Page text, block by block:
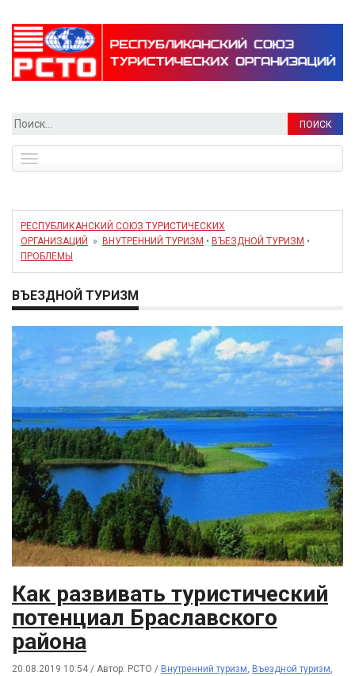
Найти:
navigation
РЕСПУБЛИКАНСКИЙ СОЮЗ ТУРИСТИЧЕСКИХ
ОРГАНИЗАЦИЙ
» ВНУТРЕННИЙ ТУРИЗМ • ВЪЕЗДНОЙ ТУРИЗМ •
ПРОБЛЕМЫ
ВЪЕЗДНОЙ ТУРИЗМ
Как развивать туристический
потенциал Браславского
района
20.08.2019 10:54 / Автор: РСТО / Внутренний туризм, Въездной туризм,